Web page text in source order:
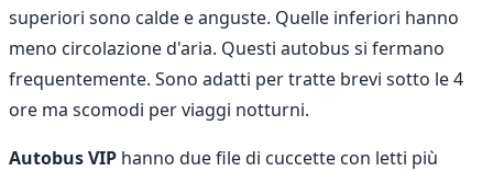
superiori sono calde e anguste. Quelle inferiori hanno
meno circolazione d'aria. Questi autobus si fermano
frequentemente. Sono adatti per tratte brevi sotto le 4
ore ma scomodi per viaggi notturni.
Autobus VIP hanno due file di cuccette con letti più